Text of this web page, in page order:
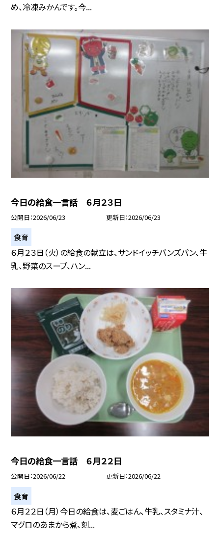
め、冷凍みかんです。今...
今日の給食一言話 ６月２３日
公開日 2026/06/23 更新日 2026/06/23
食育
６月２３日（火）の給食の献立は、サンドイッチバンズパン、牛
乳、野菜のスープ、ハン...
今日の給食一言話 ６月２２日
公開日 2026/06/22 更新日 2026/06/22
食育
６月２２日（月）今日の給食は、麦ごはん、牛乳、スタミナ汁、
マグロのあまから煮、刻...